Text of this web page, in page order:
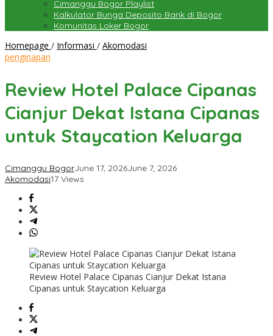
Cimanggu Bogor Playlist
Kalkulator Bunga Deposito Bank di Bogor
Komunitas Loker Bogor
Homepage / Informasi / Akomodasi
Cianjur
Istana
untuk
penginapan
Review Hotel Palace Cipanas
Cianjur Dekat Istana Cipanas
untuk Staycation Keluarga
Cimanggu BogorJune 17, 2026June 7, 2026
Akomodasi17 Views
Review Hotel Palace Cipanas Cianjur Dekat Istana
Cipanas untuk Staycation Keluarga